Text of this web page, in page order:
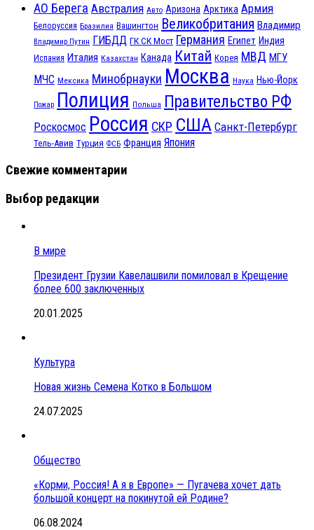
АО Берега Австралия Авто Аризона Арктика Армия
Белоруссия Бразилия Вашингтон Великобритания Владимир
Владимир Путин ГИБДД ГК СК Мост Германия Египет Индия
Испания Италия Казахстан Канада Китай Корея МВД МГУ
МЧС Мексика Минобрнауки Москва Наука Нью-Йорк
Пожар Полиция Польша Правительство РФ
Роскосмос Россия СКР США Санкт-Петербург
Тель-Авив Турция ФСБ Франция Япония
Свежие комментарии
Выбор редакции
В мире
Президент Грузии Кавелашвили помиловал в Крещение
более 600 заключенных
20.01.2025
Культура
Новая жизнь Семена Котко в Большом
24.07.2025
Общество
«Корми, Россия! А я в Европе» — Пугачева хочет дать
большой концерт на покинутой ей Родине?
06.08.2024